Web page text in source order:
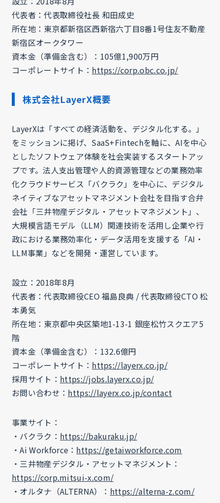
代表者：代表取締役社長 和田成史
所在地：東京都新宿区西新宿六丁目8番1号住友不動産
新宿区オークタワー
資本金（準備金含む）：105億1,900万円
コーポレートサイト： https://corp.obc.co.jp/
株式会社LayerX概要
LayerXは「すべての経済活動を、デジタル化する。」
をミッションに掲げ、SaaS+Fintechを軸に、AIを中心
としたソフトウェア体験を社会実装するスタートアッ
プです。法人支出管理や人的資源管理などの業務効率
化クラウドサービス「バクラク」を中心に、デジタル
ネイティブなアセットマネジメント会社を目指す合弁
会社「三井物産デジタル・アセットマネジメント」、
大規模言語モデル（LLM）関連技術を活用し企業や行
政における業務効率化・データ活用を支援する「AI・
LLM事業」などを開発・運営しています。
設立：2018年8月
代表者：代表取締役CEO 福島良典 / 代表取締役CTO 松
本勇気
所在地：東京都中央区築地1-13-1 銀座松竹スクエア5
階
資本金（準備金含む）：132.6億円
コーポレートサイト： https://layerx.co.jp/
採用サイト： https://jobs.layerx.co.jp/
お問い合わせ： https://layerx.co.jp/contact
事業サイト：
・バクラク： https://bakuraku.jp/
・Ai Workforce： https://getaiworkforce.com
・三井物産デジタル・アセットマネジメント：
https://corp.mitsui-x.com/
・オルタナ（ALTERNA）： https://alterna-z.com/